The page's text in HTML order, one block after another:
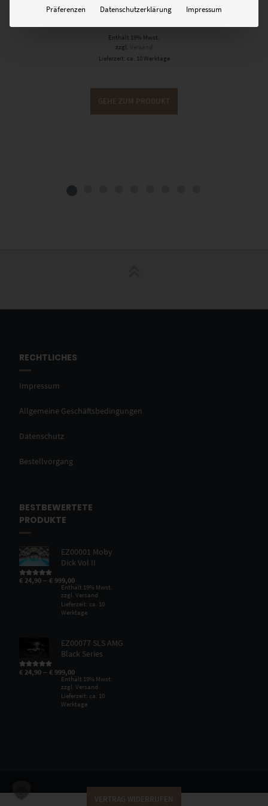
Enthält 19% Mwst.
zzgl.
Versand
Lieferzeit: ca. 10 Werktage
GEHE ZUM PRODUKT
RECHTLICHES
Impressum
Allgemeine Geschäftsbedingungen
Datenschutz
Bestellvorgang
BESTBEWERTETE
PRODUKTE
EZ00001 Moby
Dick Vol II
Bewertet mit
von 5
€ 24,90 –€ 999,00
Enthält 19% Mwst.
zzgl.Versand
Lieferzeit: ca. 10
Werktage
EZ00077 SLS AMG
Black Series
Bewertet mit
von 5
€ 24,90 –€ 999,00
Enthält 19% Mwst.
zzgl.Versand
Lieferzeit: ca. 10
Werktage
Präferenzen Datenschutzerklärung Impressum
VERTRAG WIDERRUFEN